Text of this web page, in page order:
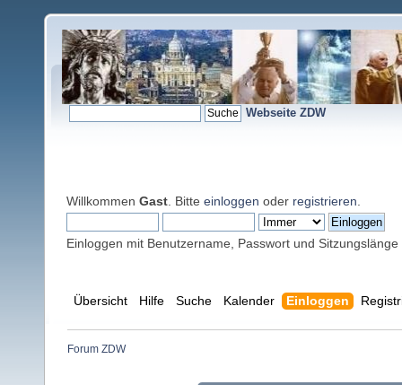
Webseite ZDW
Willkommen Gast . Bitte einloggen oder registrieren
Einloggen mit Benutzername, Passwort und Sitzungslänge
Übersicht Hilfe Suche Kalender Einloggen
Forum ZDW